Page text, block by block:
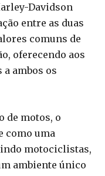
Davidson
entre as duas
comuns de
oferecendo aos
ambos os
de motos, o
como uma
motociclistas,
ambiente único